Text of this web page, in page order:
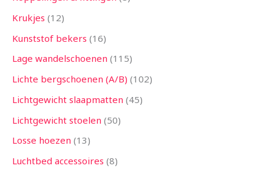
Krukjes 12
Kunststof bekers 16
Lage wandelschoenen 115
Lichte bergschoenen (A/B) 102
Lichtgewicht slaapmatten 45
Lichtgewicht stoelen 50
Losse hoezen 13
Luchtbed accessoires 8